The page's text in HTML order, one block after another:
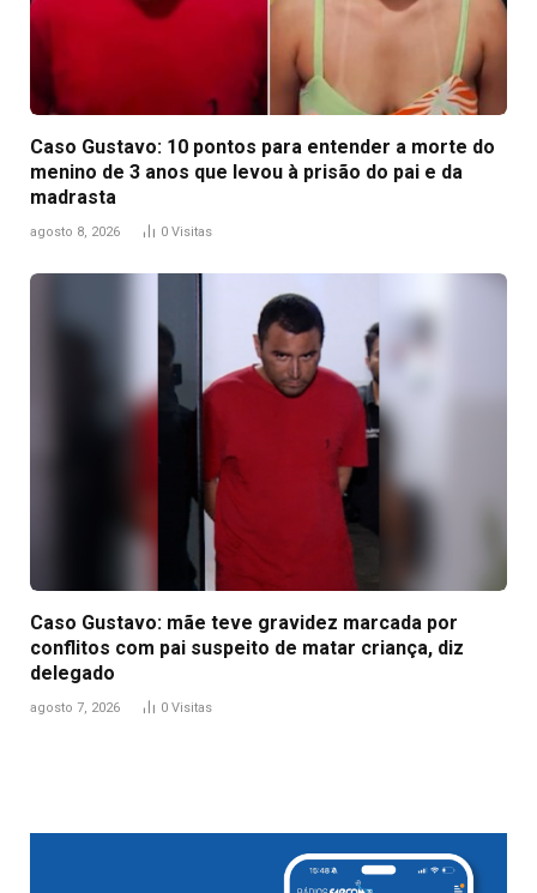
Caso Gustavo: 10 pontos para entender a morte do
menino de 3 anos que levou à prisão do pai e da
madrasta
agosto 8, 2026 0 Visitas
Caso Gustavo: mãe teve gravidez marcada por
conflitos com pai suspeito de matar criança, diz
delegado
agosto 7, 2026 0 Visitas